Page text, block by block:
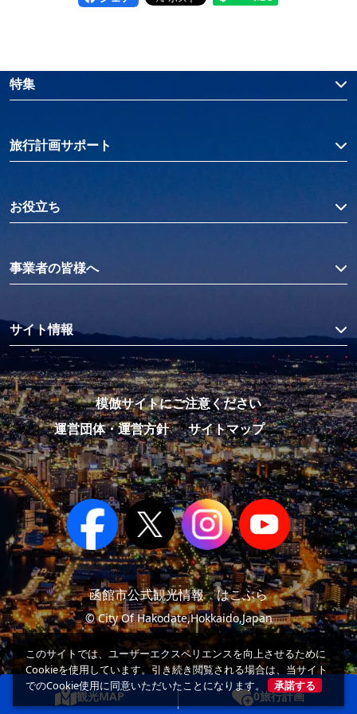
観光MAP 0旅行計画
特集
旅行計画サポート
お役立ち
事業者の皆様へ
サイト情報
模倣サイトにご注意ください
運営団体・運営方針
サイトマップ
函館市公式観光情報 はこぶら
© City Of Hakodate,Hokkaido,Japan
このサイトでは、ユーザーエクスペリエンスを向上させるために
Cookieを使用しています。引き続き閲覧される場合は、当サイト
でのCookie使用に同意いただいたことになります。
承諾する